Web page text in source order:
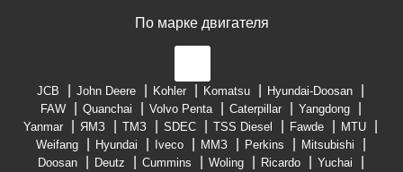
По марке двигателя
JCB John Deere Kohler Komatsu
Hyundai-Doosan
FAW
Quanchai Volvo Penta Caterpillar
Yangdong
Yanmar
ЯМЗ ТМЗ SDEC TSS Diesel Fawde
MTU
Weifang
Hyundai Iveco ММЗ Perkins
Mitsubishi
Doosan
Deutz Cummins Woling Ricardo
Yuchai